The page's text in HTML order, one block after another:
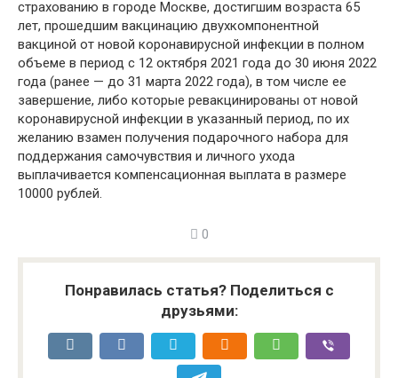
страхованию в городе Москве, достигшим возраста 65
лет, прошедшим вакцинацию двухкомпонентной
вакциной от новой коронавирусной инфекции в полном
объеме в период с 12 октября 2021 года до 30 июня 2022
года (ранее — до 31 марта 2022 года), в том числе ее
завершение, либо которые ревакцинированы от новой
коронавирусной инфекции в указанный период, по их
желанию взамен получения подарочного набора для
поддержания самочувствия и личного ухода
выплачивается компенсационная выплата в размере
10000 рублей.
0
Понравилась статья? Поделиться с
друзьями: